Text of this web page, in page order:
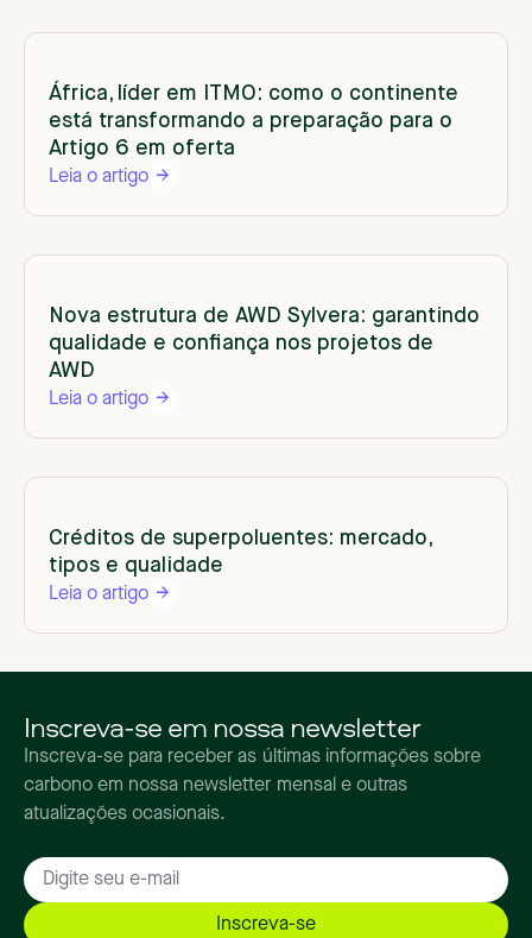
África, líder em ITMO: como o continente
está transformando a preparação para o
Artigo 6 em oferta
Leia o artigo
Nova estrutura de AWD Sylvera: garantindo
qualidade e confiança nos projetos de
AWD
Leia o artigo
Créditos de superpoluentes: mercado,
tipos e qualidade
Leia o artigo
Inscreva-se em nossa newsletter
Inscreva-se para receber as últimas informações sobre
carbono em nossa newsletter mensal e outras
atualizações ocasionais.